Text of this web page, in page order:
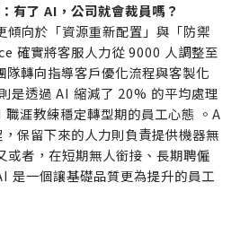
有了 AI，公司就會裁員嗎？
傾向於「資源重新配置」與「防禦
確實將客服人力從 9000 人調整至
轉向指導客戶優化流程與客製化
是透過 AI 縮減了 20% 的平均處理
涯教練穩定轉型期的員工心態 。A
保留下來的人力則負責提供機器無
或者，在短期無人銜接、長期聘僱
是一個讓基礎品質更為提升的員工